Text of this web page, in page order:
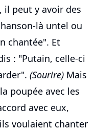
il peut y avoir des
là untel ou
chantée". Et
: "Putain, celle-ci
(Sourire) Mais
poupée avec les
avec eux,
voulaient chanter